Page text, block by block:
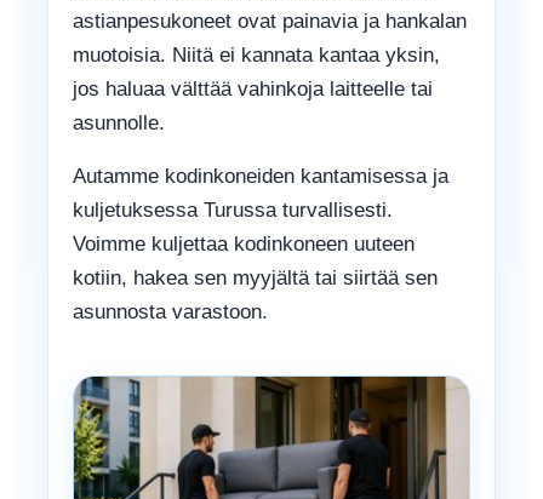
astianpesukoneet ovat painavia ja hankalan
muotoisia. Niitä ei kannata kantaa yksin,
jos haluaa välttää vahinkoja laitteelle tai
asunnolle.
Autamme kodinkoneiden kantamisessa ja
kuljetuksessa Turussa turvallisesti.
Voimme kuljettaa kodinkoneen uuteen
kotiin, hakea sen myyjältä tai siirtää sen
asunnosta varastoon.